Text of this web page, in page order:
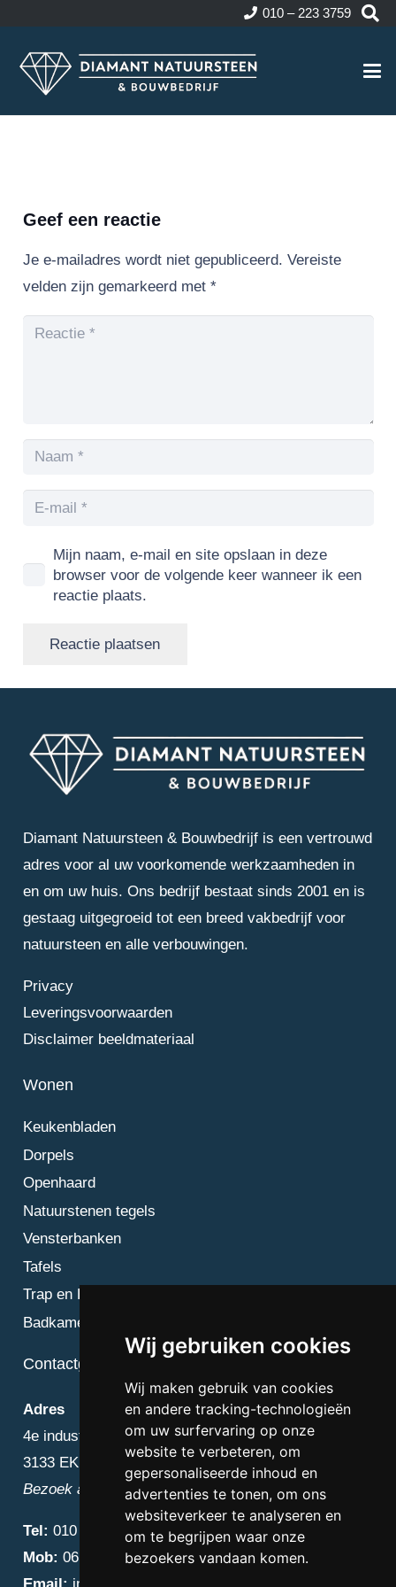
Wij gebruiken cookies
Wij maken gebruik van cookies
en andere tracking-technologieën
om uw surfervaring op onze
website te verbeteren, om
gepersonaliseerde inhoud en
advertenties te tonen, om ons
websiteverkeer te analyseren en
om te begrijpen waar onze
bezoekers vandaan komen.
010 – 223 3759
Geef een reactie
Je e-mailadres wordt niet gepubliceerd. Vereiste
velden zijn gemarkeerd met *
Mijn naam, e-mail en site opslaan in deze
browser voor de volgende keer wanneer ik een
reactie plaats.
Reactie plaatsen
Diamant Natuursteen & Bouwbedrijf is een vertrouwd
adres voor al uw voorkomende werkzaamheden in
en om uw huis. Ons bedrijf bestaat sinds 2001 en is
gestaag uitgegroeid tot een breed vakbedrijf voor
natuursteen en alle verbouwingen.
Privacy
Leveringsvoorwaarden
Disclaimer beeldmateriaal
Wonen
Keukenbladen
Dorpels
Openhaard
Natuurstenen tegels
Vensterbanken
Tafels
Trap en Bordes
Badkamer
Contactgegevens
Adres
4e industriestraat 25
3133 EK Vlaardingen
Bezoek alleen op afspraak
Tel: 010 – 223 3759
Mob: 06 – 4838 1000
Email: info@diamantnatuursteen.nl